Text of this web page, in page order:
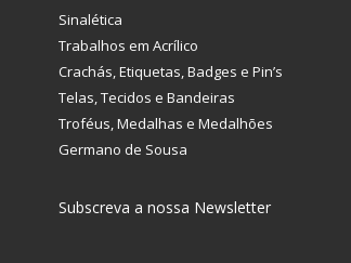
Sinalética
Trabalhos em Acrílico
Crachás, Etiquetas, Badges e Pin’s
Telas, Tecidos e Bandeiras
Troféus, Medalhas e Medalhões
Germano de Sousa
Subscreva a nossa Newsletter